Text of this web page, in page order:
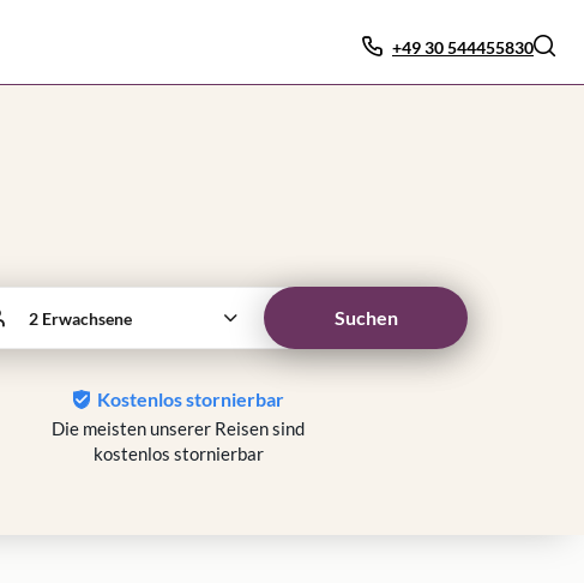
+49 30 544455830
2 Erwachsene Suchen
Kostenlos stornierbar
Die meisten unserer Reisen sind
kostenlos stornierbar